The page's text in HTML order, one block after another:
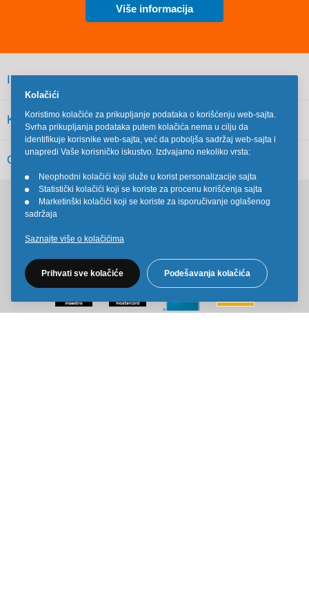
Više informacija
INFORMACIJE
KORISNIČKI SERVIS
OSTALO
Kolačići
Koristimo kolačiće za prikupljanje podataka o korišćenju web-sajta.
Svrha prikupljanja podataka putem kolačića nema u cilju da
identifikuje korisnike web-sajta, već da poboljša sadržaj web-sajta i
unapredi Vaše korisničko iskustvo. Izdvajamo nekoliko vrsta:
•
Neophodni kolačići koji služe u korist personalizacije sajta
•
Statistički kolačići koji se koriste za procenu korišćenja sajta
•
Marketinški kolačići koji se koriste za isporučivanje oglašenog
sadržaja
Saznajte više o kolačićima
Prihvati sve kolačiće Podešavanja kolačića